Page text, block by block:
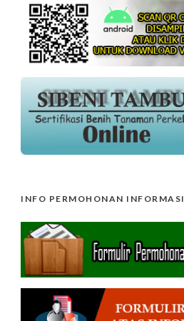
INFO PERMOHONAN INFORMASI